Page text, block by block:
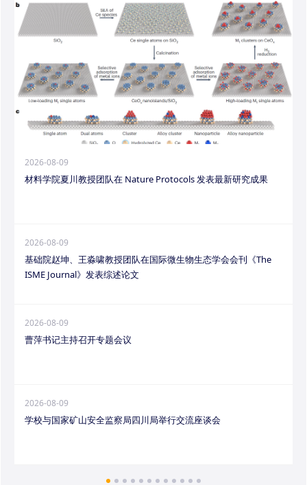
2026-08-09
材料学院夏川教授团队在 Nature Protocols 发表最新研究成果
2026-08-09
基础院赵坤、王淼啸教授团队在国际微生物生态学会会刊《The
ISME Journal》发表综述论文
2026-08-09
曹萍书记主持召开专题会议
2026-08-09
学校与国家矿山安全监察局四川局举行交流座谈会